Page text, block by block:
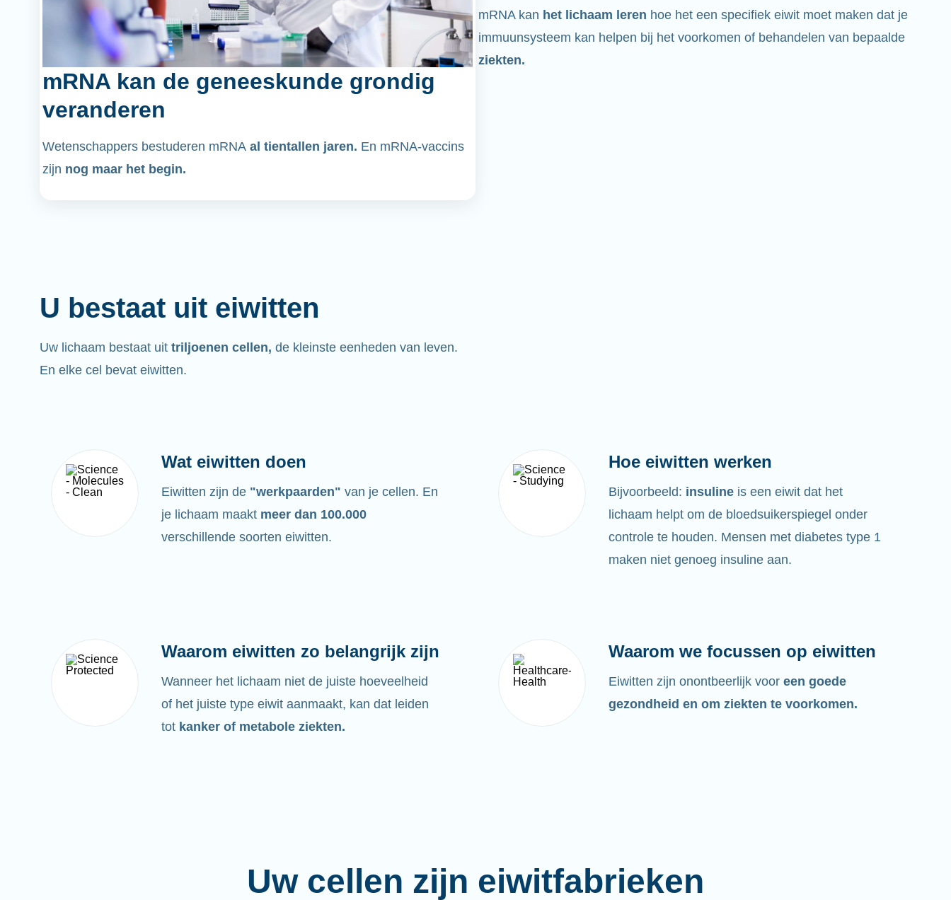
mRNA kan de geneeskunde grondig
veranderen
Wetenschappers bestuderen mRNAal tientallen jaren. En mRNA-vaccins
zijn nog maar het begin.
mRNA kan het lichaam leren hoe het een specifiek eiwit moet maken dat je
immuunsysteem kan helpen bij het voorkomen of behandelen van bepaalde
ziekten.
U bestaat uit eiwitten
Uw lichaam bestaat uit triljoenen cellen, de kleinste eenheden van leven.
En elke cel bevat eiwitten.
Wat eiwitten doen
Eiwitten zijn de "werkpaarden" van je cellen. En
je lichaam maakt meer dan 100.000
verschillende soorten eiwitten.
Hoe eiwitten werken
Bijvoorbeeld: insuline is een eiwit dat het
lichaam helpt om de bloedsuikerspiegel onder
controle te houden. Mensen met diabetes type 1
maken niet genoeg insuline aan.
Waarom eiwitten zo belangrijk zijn
Wanneer het lichaam niet de juiste hoeveelheid
of het juiste type eiwit aanmaakt, kan dat leiden
tot kanker of metabole ziekten.
Waarom we focussen op eiwitten
Eiwitten zijn onontbeerlijk voor een goede
gezondheid en om ziekten te voorkomen.
Uw cellen zijn eiwitfabrieken